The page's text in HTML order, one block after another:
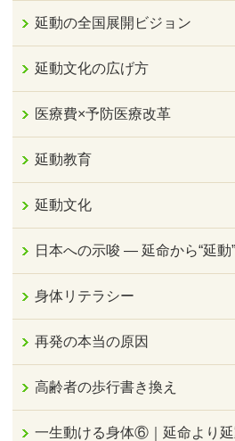
延動の全国展開ビジョン
延動文化の広げ方
医療費×予防医療改革
延動教育
延動文化
日本への示唆 ― 延命から“延動
身体リテラシー
再発の本当の原因
高齢者の歩行書き換え
一生動ける身体⑥｜延命より